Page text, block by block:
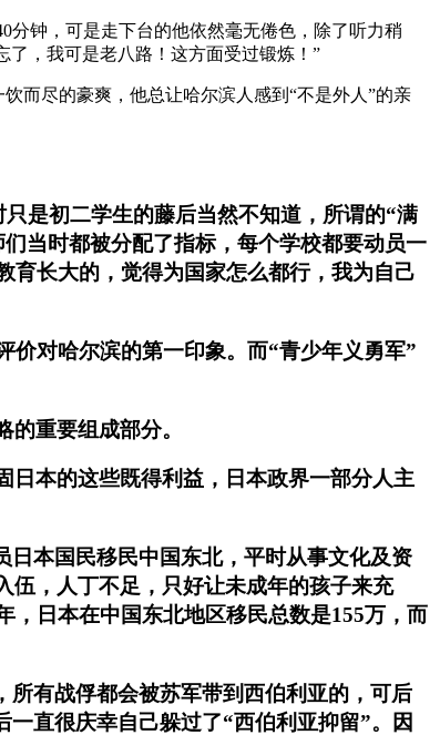
分钟，可是走下台的他依然毫无倦色，除了听力稍
了，我可是老八路！这方面受过锻炼！”
而尽的豪爽，他总让哈尔滨人感到“不是外人”的亲
是初二学生的藤后当然不知道，所谓的“满
当时都被分配了指标，每个学校都要动员一
育长大的，觉得为国家怎么都行，我为自己
价对哈尔滨的第一印象。而“青少年义勇军”
重要组成部分。
日本的这些既得利益，日本政界一部分人主
日本国民移民中国东北，平时从事文化及资
伍，人丁不足，只好让未成年的孩子来充
，日本在中国东北地区移民总数是155万，而
有战俘都会被苏军带到西伯利亚的，可后
直很庆幸自己躲过了“西伯利亚抑留”。因